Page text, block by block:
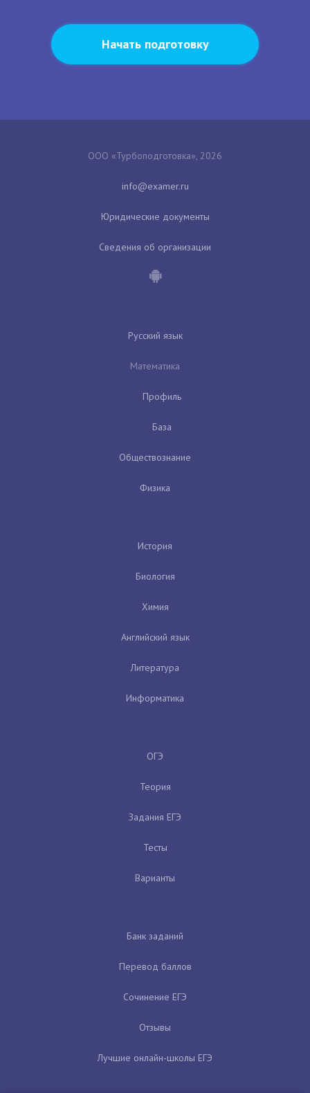
Начать подготовку
ООО «Турбоподготовка», 2026
Юридические документы
Сведения об организации
Русский язык
Математика
Профиль
База
Обществознание
Физика
История
Биология
Химия
Английский язык
Литература
Информатика
ОГЭ
Теория
Задания ЕГЭ
Тесты
Варианты
Банк заданий
Перевод баллов
Сочинение ЕГЭ
Отзывы
Лучшие онлайн-школы ЕГЭ